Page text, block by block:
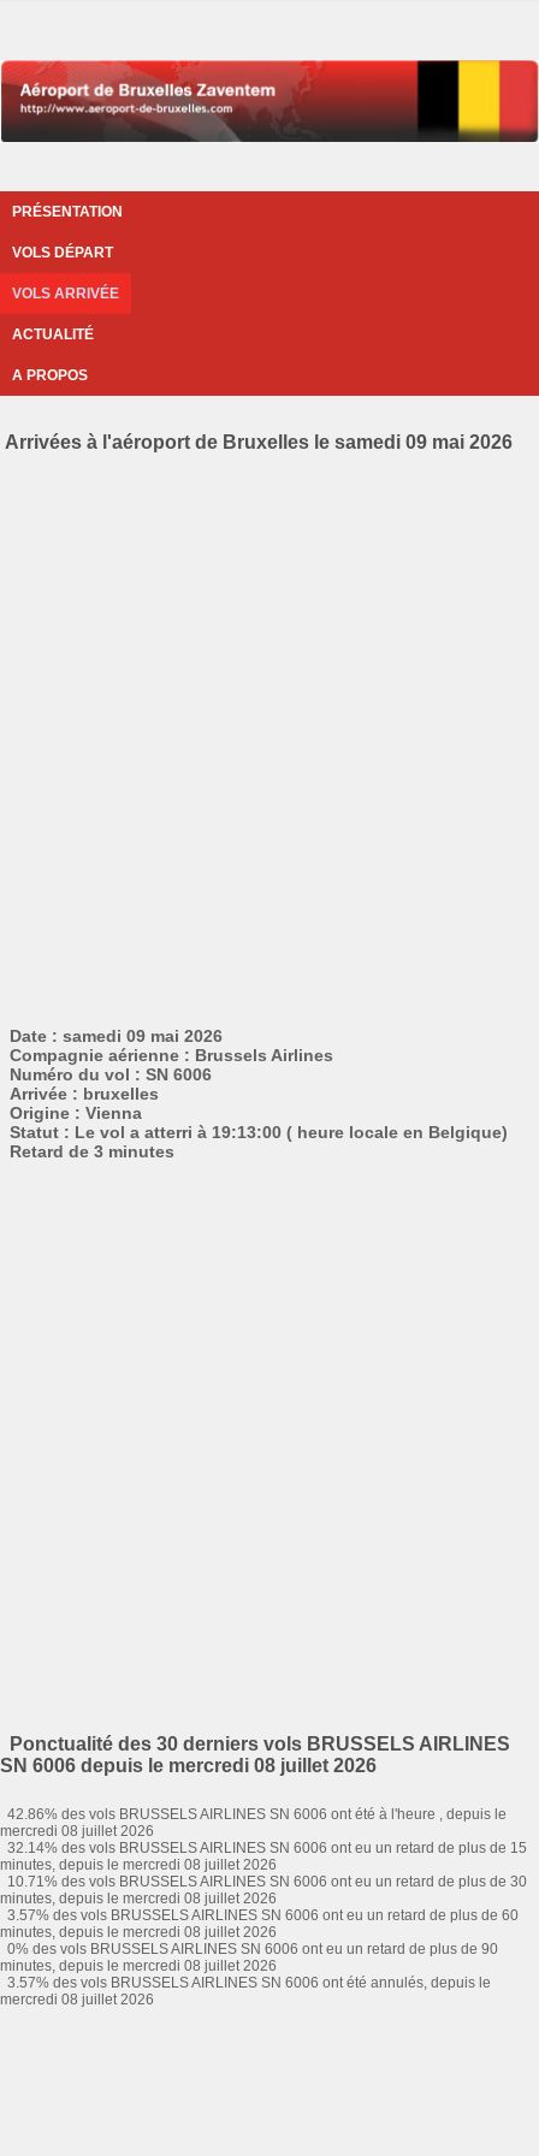
PRÉSENTATION
VOLS DÉPART
VOLS ARRIVÉE
ACTUALITÉ
A PROPOS
Arrivées à l'aéroport de Bruxelles le samedi 09 mai 2026
Date : samedi 09 mai 2026
Compagnie aérienne : Brussels Airlines
Numéro du vol : SN 6006
Arrivée : bruxelles
Origine : Vienna
Statut : Le vol a atterri à 19:13:00 ( heure locale en Belgique)
Retard de 3 minutes
Ponctualité des 30 derniers vols BRUSSELS AIRLINES
SN 6006 depuis le mercredi 08 juillet 2026
42.86% des vols BRUSSELS AIRLINES SN 6006 ont été à l'heure , depuis le
mercredi 08 juillet 2026
32.14% des vols BRUSSELS AIRLINES SN 6006 ont eu un retard de plus de 15
minutes, depuis le mercredi 08 juillet 2026
10.71% des vols BRUSSELS AIRLINES SN 6006 ont eu un retard de plus de 30
minutes, depuis le mercredi 08 juillet 2026
3.57% des vols BRUSSELS AIRLINES SN 6006 ont eu un retard de plus de 60
minutes, depuis le mercredi 08 juillet 2026
0% des vols BRUSSELS AIRLINES SN 6006 ont eu un retard de plus de 90
minutes, depuis le mercredi 08 juillet 2026
3.57% des vols BRUSSELS AIRLINES SN 6006 ont été annulés, depuis le
mercredi 08 juillet 2026